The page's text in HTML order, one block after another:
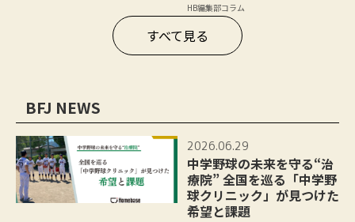
HB編集部コラム
すべて見る
BFJ NEWS
2026.06.29
中学野球の未来を守る“治
療院” 全国を巡る「中学野
球クリニック」が見つけた
希望と課題